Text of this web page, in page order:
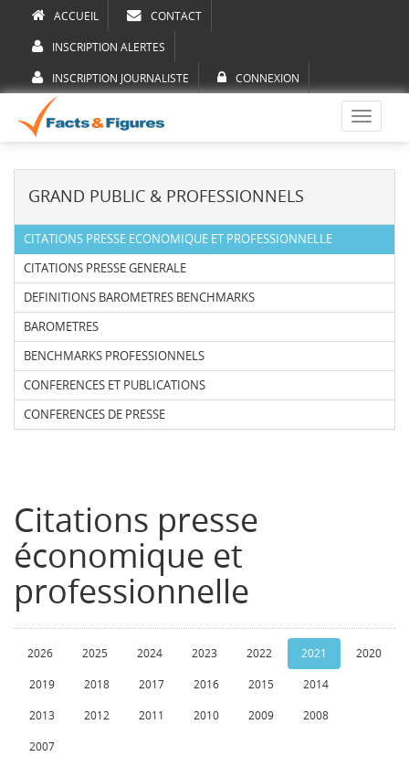
ACCUEIL CONTACT
INSCRIPTION ALERTES
INSCRIPTION JOURNALISTE CONNEXION
Toggle
GRAND PUBLIC & PROFESSIONNELS
CITATIONS PRESSE ECONOMIQUE ET PROFESSIONNELLE
CITATIONS PRESSE GENERALE
DEFINITIONS BAROMETRES BENCHMARKS
BAROMETRES
BENCHMARKS PROFESSIONNELS
CONFERENCES ET PUBLICATIONS
CONFERENCES DE PRESSE
Citations presse
économique et
professionnelle
2026 2025 2024 2023 2022 2021 2020
2019 2018 2017 2016 2015 2014
2013 2012 2011 2010 2009 2008
2007